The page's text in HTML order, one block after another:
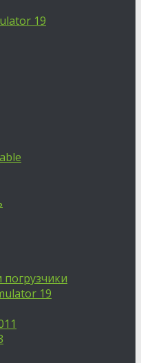
19
19